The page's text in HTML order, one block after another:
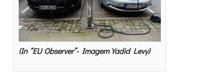
(In “EU Observer”- Imagem Yadid Levy)